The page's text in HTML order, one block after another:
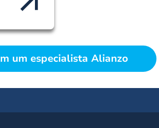
um especialista Alianzo